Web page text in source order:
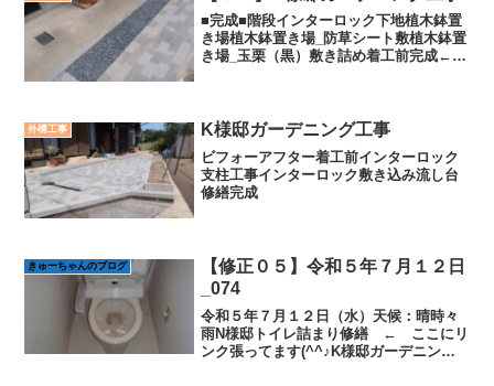
■完成■階段インターロック下地植木鉢置
き場植木鉢置き場_防草シート敷植木鉢置
き場_玉栗（黒）敷き詰め着工前完成←
外構工事 K様邸ガーデニング工事
ビフォーアフター着工前インターロック
支柱工事インターロック敷き込み流し台
修繕完成
きゅーちゃんのブログ
【修正０５】令和５年７月１２日
_074
令和５年７月１２日（水）天候：晴時々
雨N様邸トイレ詰まり修繕 ← ここにリ
ンク張ってます(^^♪K様邸ガーデニング